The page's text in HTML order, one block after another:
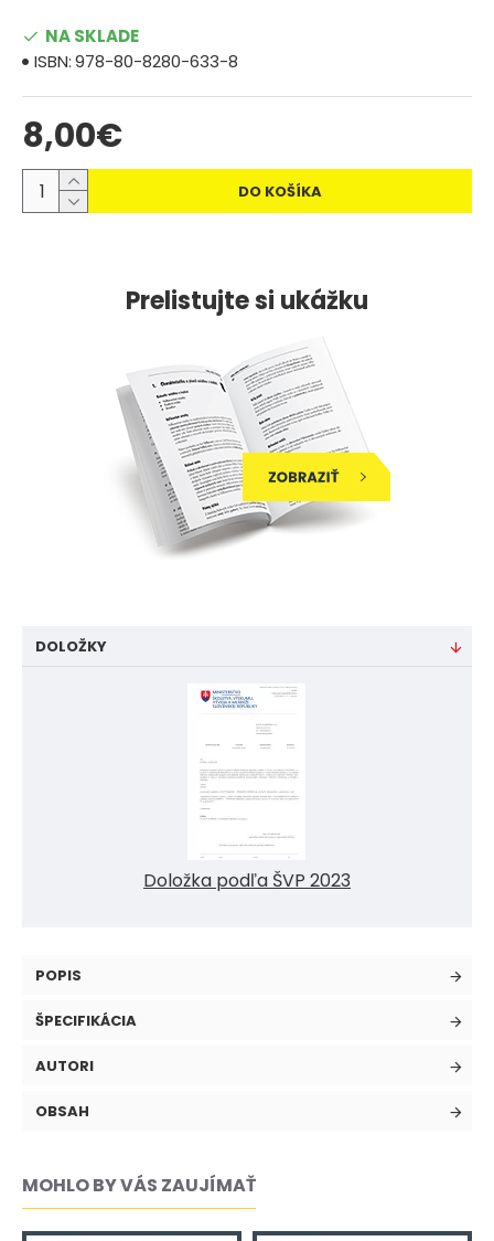
8,00€
NA SKLADE
ISBN:978-80-8280-633-8
DO KOŠÍKA
Prelistujte si ukážku
DOLOŽKY
Doložka podľa ŠVP 2023
POPIS
ŠPECIFIKÁCIA
AUTORI
OBSAH
MOHLO BY VÁS ZAUJÍMAŤ